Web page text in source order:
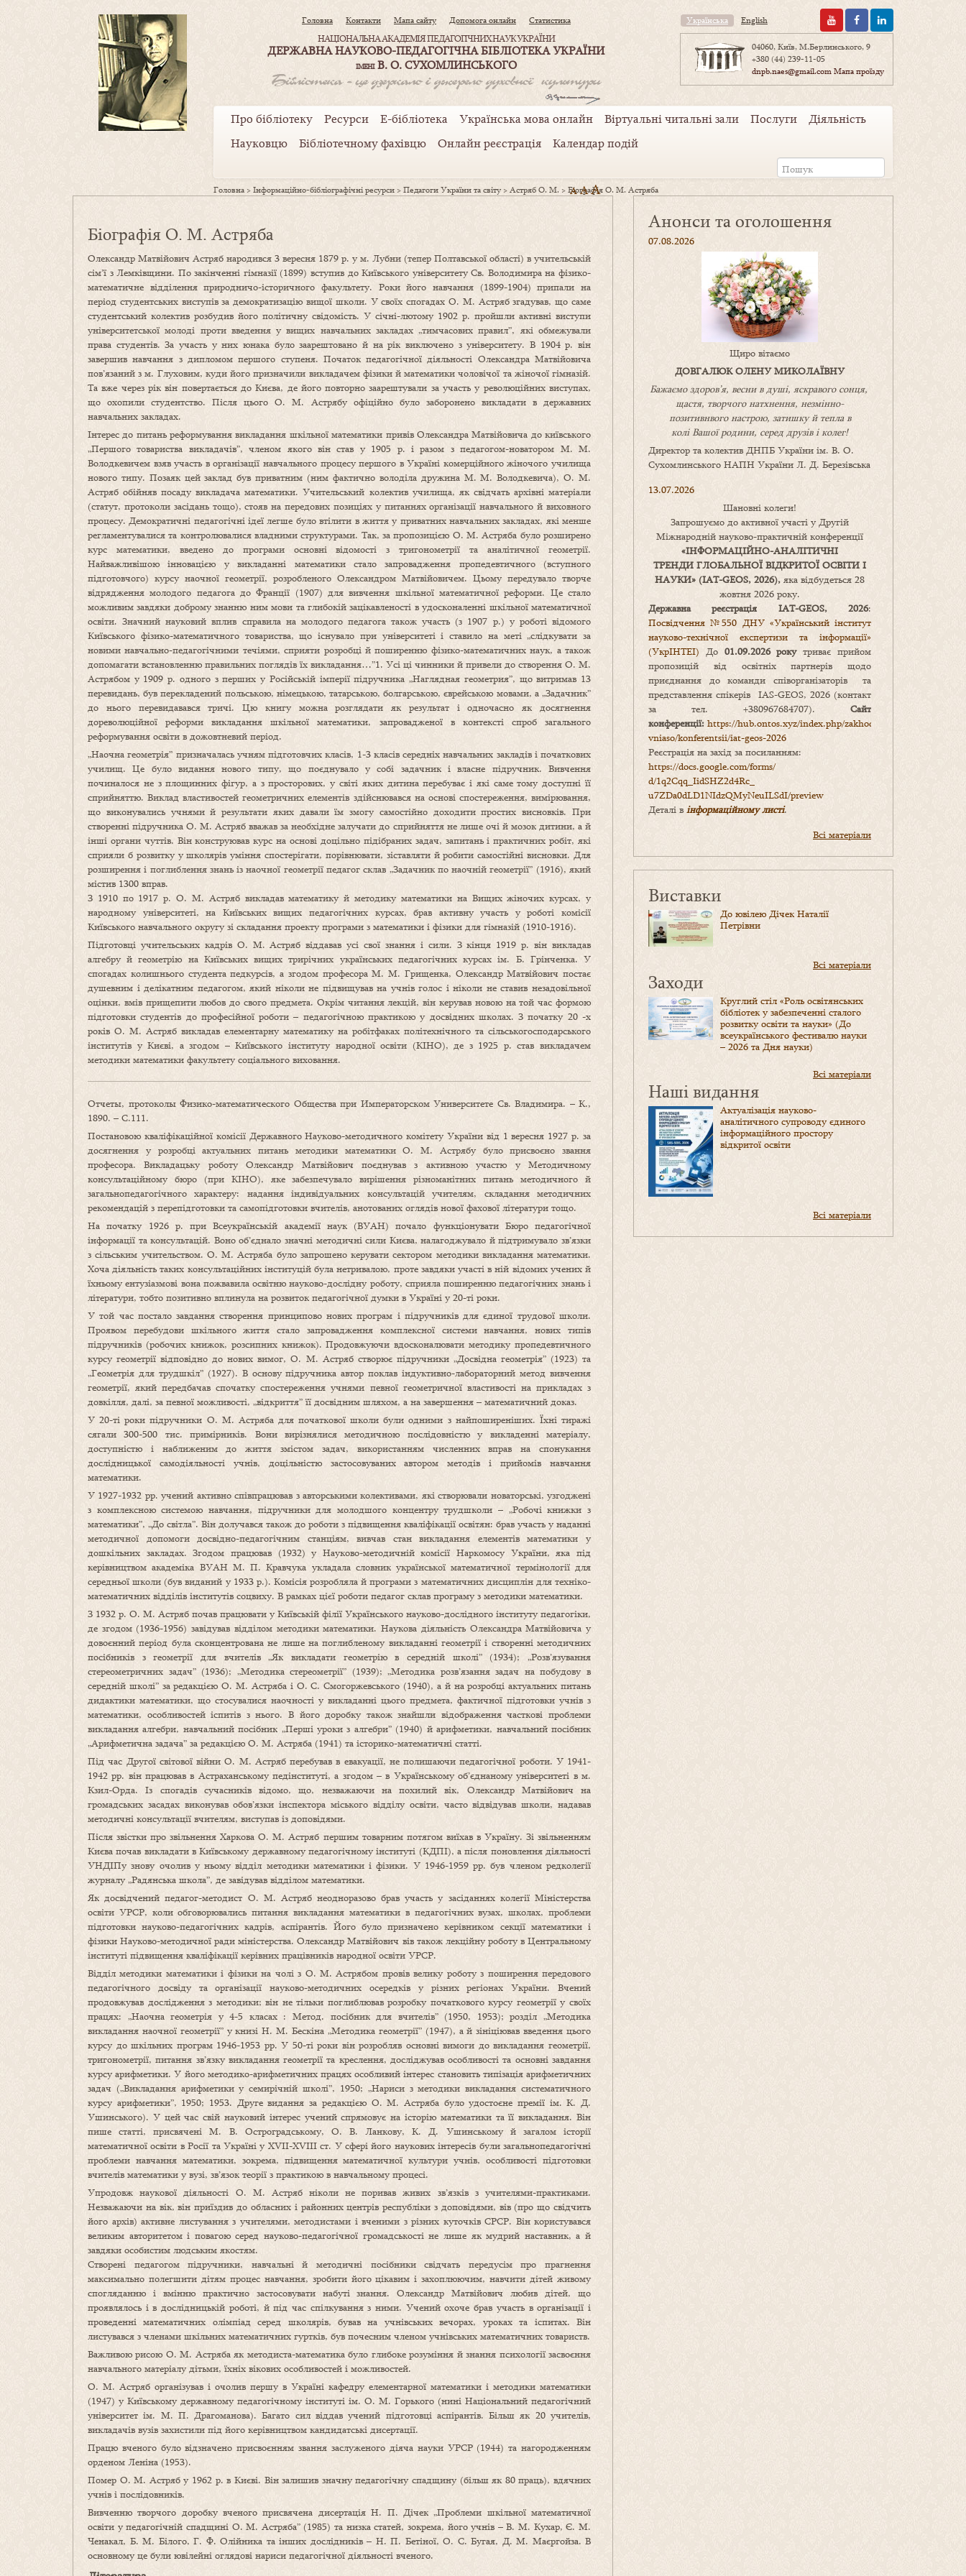
Головна Контакти Мапа сайту Допомога онлайн Статистика
НАЦІОНАЛЬНА АКАДЕМІЯ ПЕДАГОГІЧНИХ НАУК УКРАЇНИ
ДЕРЖАВНА НАУКОВО-ПЕДАГОГІЧНА БІБЛІОТЕКА УКРАЇНИ
ІМЕНІВ. О. СУХОМЛИНСЬКОГО
Українська English
04060, Київ, М.Берлинського, 9
+380 (44) 239-11-05
dnpb.naes@gmail.comМапа проїзду
Про бібліотеку Ресурси Е-бібліотека Українська мова онлайн Віртуальні читальні зали Послуги
Діяльність
Науковцю
Бібліотечному фахівцю Онлайн реєстрація Календар подій
Головна >Інформаційно-бібліографічні ресурси >Педагоги України та світу >Астряб О. М. >Біографія О. М. Астряба
A AA
Біографія О. М. Астряба
Олександр Матвійович Астряб народився 3 вересня 1879 р. у м. Лубни (тепер Полтавської області) в учительській
сім’ї з Лемківщини. По закінченні гімназії (1899) вступив до Київського університету Св. Володимира на фізико-
математичне відділення природничо-історичного факультету. Роки його навчання (1899-1904) припали на
період студентських виступів за демократизацію вищої школи. У своїх спогадах О. М. Астряб згадував, що саме
студентський колектив розбудив його політичну свідомість. У січні-лютому 1902 р. пройшли активні виступи
університетської молоді проти введення у вищих навчальних закладах „тимчасових правил”, які обмежували
права студентів. За участь у них юнака було заарештовано й на рік виключено з університету. В 1904 р. він
завершив навчання з дипломом першого ступеня. Початок педагогічної діяльності Олександра Матвійовича
пов’язаний з м. Глуховим, куди його призначили викладачем фізики й математики чоловічої та жіночої гімназій.
Та вже через рік він повертається до Києва, де його повторно заарештували за участь у революційних виступах,
що охопили студентство. Після цього О. М. Астрябу офіційно було заборонено викладати в державних
навчальних закладах.
Інтерес до питань реформування викладання шкільної математики привів Олександра Матвійовича до київського
„Першого товариства викладачів”, членом якого він став у 1905 р. і разом з педагогом-новатором М. М.
Володкевичем взяв участь в організації навчального процесу першого в Україні комерційного жіночого училища
нового типу. Позаяк цей заклад був приватним (ним фактично володіла дружина М. М. Володкевича), О. М.
Астряб обійняв посаду викладача математики. Учительський колектив училища, як свідчать архівні матеріали
(статут, протоколи засідань тощо), стояв на передових позиціях у питаннях організації навчального й виховного
процесу. Демократичні педагогічні ідеї легше було втілити в життя у приватних навчальних закладах, які менше
регламентувалися та контролювалися владними структурами. Так, за пропозицією О. М. Астряба було розширено
курс математики, введено до програми основні відомості з тригонометрії та аналітичної геометрії.
Найважливішою інновацією у викладанні математики стало запровадження пропедевтичного (вступного
підготовчого) курсу наочної геометрії, розробленого Олександром Матвійовичем. Цьому передувало творче
відрядження молодого педагога до Франції (1907) для вивчення шкільної математичної реформи. Це стало
можливим завдяки доброму знанню ним мови та глибокій зацікавленості в удосконаленні шкільної математичної
освіти. Значний науковий вплив справила на молодого педагога також участь (з 1907 р.) у роботі відомого
Київського фізико-математичного товариства, що існувало при університеті і ставило на меті „слідкувати за
новими навчально-педагогічними течіями, сприяти розробці й поширенню фізико-математичних наук, а також
допомагати встановленню правильних поглядів їх викладання…”1. Усі ці чинники й привели до створення О. М.
Астрябом у 1909 р. одного з перших у Російській імперії підручника „Наглядная геометрия”, що витримав 13
перевидань, був перекладений польською, німецькою, татарською, болгарською, єврейською мовами, а „Задачник”
до нього перевидавався тричі. Цю книгу можна розглядати як результат і одночасно як досягнення
дореволюційної реформи викладання шкільної математики, запровадженої в контексті спроб загального
реформування освіти в дожовтневий період.
„Наочна геометрія” призначалась учням підготовчих класів, 1-3 класів середніх навчальних закладів і початкових
училищ. Це було видання нового типу, що поєднувало у собі задачник і власне підручник. Вивчення
починалося не з площинних фігур, а з просторових, у світі яких дитина перебуває і які саме тому доступні її
сприйняттю. Виклад властивостей геометричних елементів здійснювався на основі спостереження, вимірювання,
що виконувались учнями й результати яких давали їм змогу самостійно доходити простих висновків. При
створенні підручника О. М. Астряб вважав за необхідне залучати до сприйняття не лише очі й мозок дитини, а й
інші органи чуттів. Він конструював курс на основі доцільно підібраних задач, запитань і практичних робіт, які
сприяли б розвитку у школярів уміння спостерігати, порівнювати, зіставляти й робити самостійні висновки. Для
розширення і поглиблення знань із наочної геометрії педагог склав „Задачник по наочній геометрії” (1916), який
містив 1300 вправ.
З 1910 по 1917 р. О. М. Астряб викладав математику й методику математики на Вищих жіночих курсах, у
народному університеті, на Київських вищих педагогічних курсах, брав активну участь у роботі комісії
Київського навчального округу зі складання проекту програми з математики і фізики для гімназій (1910-1916).
Підготовці учительських кадрів О. М. Астряб віддавав усі свої знання і сили. З кінця 1919 р. він викладав
алгебру й геометрію на Київських вищих трирічних українських педагогічних курсах ім. Б. Грінченка. У
спогадах колишнього студента педкурсів, а згодом професора М. М. Грищенка, Олександр Матвійович постає
душевним і делікатним педагогом, який ніколи не підвищував на учнів голос і ніколи не ставив незадовільної
оцінки, вмів прищепити любов до свого предмета. Окрім читання лекцій, він керував новою на той час формою
підготовки студентів до професійної роботи – педагогічною практикою у досвідних школах. З початку 20 -х
років О. М. Астряб викладав елементарну математику на робітфаках політехнічного та сільськогосподарського
інститутів у Києві, а згодом – Київського інституту народної освіти (КІНО), де з 1925 р. став викладачем
методики математики факультету соціального виховання.
Отчеты, протоколы Физико-математического Общества при Императорском Университете Св. Владимира. – К.,
1890. – С.111.
Постановою кваліфікаційної комісії Державного Науково-методичного комітету України від 1 вересня 1927 р. за
досягнення у розробці актуальних питань методики математики О. М. Астрябу було присвоєно звання
професора. Викладацьку роботу Олександр Матвійович поєднував з активною участю у Методичному
консультаційному бюро (при КІНО), яке забезпечувало вирішення різноманітних питань методичного й
загальнопедагогічного характеру: надання індивідуальних консультацій учителям, складання методичних
рекомендацій з перепідготовки та самопідготовки вчителів, анотованих оглядів нової фахової літератури тощо.
На початку 1926 р. при Всеукраїнській академії наук (ВУАН) почало функціонувати Бюро педагогічної
інформації та консультацій. Воно об’єднало значні методичні сили Києва, налагоджувало й підтримувало зв’язки
з сільським учительством. О. М. Астряба було запрошено керувати сектором методики викладання математики.
Хоча діяльність таких консультаційних інституцій була нетривалою, проте завдяки участі в ній відомих учених й
їхньому ентузіазмові вона пожвавила освітню науково-дослідну роботу, сприяла поширенню педагогічних знань і
літератури, тобто позитивно вплинула на розвиток педагогічної думки в Україні у 20-ті роки.
У той час постало завдання створення принципово нових програм і підручників для єдиної трудової школи.
Проявом перебудови шкільного життя стало запровадження комплексної системи навчання, нових типів
підручників (робочих книжок, розсипних книжок). Продовжуючи вдосконалювати методику пропедевтичного
курсу геометрії відповідно до нових вимог, О. М. Астряб створює підручники „Досвідна геометрія” (1923) та
„Геометрія для трудшкіл” (1927). В основу підручника автор поклав індуктивно-лабораторний метод вивчення
геометрії, який передбачав спочатку спостереження учнями певної геометричної властивості на прикладах з
довкілля, далі, за певної можливості, „відкриття” її досвідним шляхом, а на завершення – математичний доказ.
У 20-ті роки підручники О. М. Астряба для початкової школи були одними з найпоширеніших. Їхні тиражі
сягали 300-500 тис. примірників. Вони вирізнялися методичною послідовністю у викладенні матеріалу,
доступністю і наближеним до життя змістом задач, використанням численних вправ на спонукання
дослідницької самодіяльності учнів, доцільністю застосовуваних автором методів і прийомів навчання
математики.
У 1927-1932 рр. учений активно співпрацював з авторськими колективами, які створювали новаторські, узгоджені
з комплексною системою навчання, підручники для молодшого концентру трудшколи – „Робочі книжки з
математики”, „До світла”. Він долучався також до роботи з підвищення кваліфікації освітян: брав участь у наданні
методичної допомоги досвідно-педагогічним станціям, вивчав стан викладання елементів математики у
дошкільних закладах. Згодом працював (1932) у Науково-методичній комісії Наркомосу України, яка під
керівництвом академіка ВУАН М. П. Кравчука укладала словник української математичної термінології для
середньої школи (був виданий у 1933 р.). Комісія розробляла й програми з математичних дисциплін для техніко-
математичних відділів інститутів соцвиху. В рамках цієї роботи педагог склав програму з методики математики.
З 1932 р. О. М. Астряб почав працювати у Київській філії Українського науково-дослідного інституту педагогіки,
де згодом (1936-1956) завідував відділом методики математики. Наукова діяльність Олександра Матвійовича у
довоєнний період була сконцентрована не лише на поглибленому викладанні геометрії і створенні методичних
посібників з геометрії для вчителів „Як викладати геометрію в середній школі” (1934); „Розв’язування
стереометричних задач” (1936); „Методика стереометрії” (1939); „Методика розв’язання задач на побудову в
середній школі” за редакцією О. М. Астряба і О. С. Смогоржевського (1940), а й на розробці актуальних питань
дидактики математики, що стосувалися наочності у викладанні цього предмета, фактичної підготовки учнів з
математики, особливостей іспитів з нього. В його доробку також знайшли відображення часткові проблеми
викладання алгебри, навчальний посібник „Перші уроки з алгебри” (1940) й арифметики, навчальний посібник
„Арифметична задача” за редакцією О. М. Астряба (1941) та історико-математичні статті.
Під час Другої світової війни О. М. Астряб перебував в евакуації, не полишаючи педагогічної роботи. У 1941-
1942 рр. він працював в Астраханському педінституті, а згодом – в Українському об’єднаному університеті в м.
Кзил-Орда. Із спогадів сучасників відомо, що, незважаючи на похилий вік, Олександр Матвійович на
громадських засадах виконував обов’язки інспектора міського відділу освіти, часто відвідував школи, надавав
методичні консультації вчителям, виступав із доповідями.
Після звістки про звільнення Харкова О. М. Астряб першим товарним потягом виїхав в Україну. Зі звільненням
Києва почав викладати в Київському державному педагогічному інституті (КДПІ), а після поновлення діяльності
УНДІПу знову очолив у ньому відділ методики математики і фізики. У 1946-1959 рр. був членом редколегії
журналу „Радянська школа”, де завідував відділом математики.
Як досвідчений педагог-методист О. М. Астряб неодноразово брав участь у засіданнях колегії Міністерства
освіти УРСР, коли обговорювались питання викладання математики в педагогічних вузах, школах, проблеми
підготовки науково-педагогічних кадрів, аспірантів. Його було призначено керівником секції математики і
фізики Науково-методичної ради міністерства. Олександр Матвійович вів також лекційну роботу в Центральному
інституті підвищення кваліфікації керівних працівників народної освіти УРСР.
Відділ методики математики і фізики на чолі з О. М. Астрябом провів велику роботу з поширення передового
педагогічного досвіду та організації науково-методичних осередків у різних регіонах України. Вчений
продовжував дослідження з методики; він не тільки поглиблював розробку початкового курсу геометрії у своїх
працях: „Наочна геометрія у 4-5 класах : Метод. посібник для вчителів” (1950, 1953); розділ „Методика
викладання наочної геометрії” у книзі Н. М. Бескіна „Методика геометрії” (1947), а й зініціював введення цього
курсу до шкільних програм 1946-1953 рр. У 50-ті роки він розробляв основні вимоги до викладання геометрії,
тригонометрії, питання зв’язку викладання геометрії та креслення, досліджував особливості та основні завдання
курсу арифметики. У його методико-арифметичних працях особливий інтерес становить типізація арифметичних
задач („Викладання арифметики у семирічній школі”, 1950; „Нариси з методики викладання систематичного
курсу арифметики”, 1950; 1953. Друге видання за редакцією О. М. Астряба було удостоєне премії ім. К. Д.
Ушинського). У цей час свій науковий інтерес учений спрямовує на історію математики та її викладання. Він
пише статті, присвячені М. В. Остроградському, О. В. Ланкову, К. Д. Ушинському й загалом історії
математичної освіти в Росії та Україні у XVII-XVIII ст. У сфері його наукових інтересів були загальнопедагогічні
проблеми навчання математики, зокрема, підвищення математичної культури учнів, особливості підготовки
вчителів математики у вузі, зв’язок теорії з практикою в навчальному процесі.
Упродовж наукової діяльності О. М. Астряб ніколи не поривав живих зв’язків з учителями-практиками.
Незважаючи на вік, він приїздив до обласних і районних центрів республіки з доповідями, вів (про що свідчить
його архів) активне листування з учителями, методистами і вченими з різних куточків СРСР. Він користувався
великим авторитетом і повагою серед науково-педагогічної громадськості не лише як мудрий наставник, а й
завдяки особистим людським якостям.
Створені педагогом підручники, навчальні й методичні посібники свідчать передусім про прагнення
максимально полегшити дітям процес навчання, зробити його цікавим і захоплюючим, навчити дітей живому
спогляданню і вмінню практично застосовувати набуті знання. Олександр Матвійович любив дітей, що
проявлялось і в дослідницькій роботі, й під час спілкування з ними. Учений охоче брав участь в організації і
проведенні математичних олімпіад серед школярів, бував на учнівських вечорах, уроках та іспитах. Він
листувався з членами шкільних математичних гуртків, був почесним членом учнівських математичних товариств.
Важливою рисою О. М. Астряба як методиста-математика було глибоке розуміння й знання психології засвоєння
навчального матеріалу дітьми, їхніх вікових особливостей і можливостей.
О. М. Астряб організував і очолив першу в Україні кафедру елементарної математики і методики математики
(1947) у Київському державному педагогічному інституті ім. О. М. Горького (нині Національний педагогічний
університет ім. М. П. Драгоманова). Багато сил віддав учений підготовці аспірантів. Більш як 20 учителів,
викладачів вузів захистили під його керівництвом кандидатські дисертації.
Працю вченого було відзначено присвоєнням звання заслуженого діяча науки УРСР (1944) та нагородженням
орденом Леніна (1953).
Помер О. М. Астряб у 1962 р. в Києві. Він залишив значну педагогічну спадщину (більш як 80 праць), вдячних
учнів і послідовників.
Вивченню творчого доробку вченого присвячена дисертація Н. П. Дічек „Проблеми шкільної математичної
освіти у педагогічній спадщині О. М. Астряба” (1985) та низка статей, зокрема, його учнів – В. М. Кухар, Є. М.
Ченакал, Б. М. Білого, Г. Ф. Олійника та інших дослідників – Н. П. Бетіної, О. С. Бугая, Д. М. Маєргойза. В
основному це були ювілейні оглядові нариси педагогічної діяльності вченого.
Анонси та оголошення
07.08.2026
Щиро вітаємо
ДОВГАЛЮК ОЛЕНУ МИКОЛАЇВНУ
Бажаємо здоров’я, весни в душі, яскравого сонця,
щастя, творчого натхнення, незмінно-
позитивнвого настрою, затишкуйтепла в
коліВашоїродини, серед друзів і колег!
Директор та колектив ДНПБ України ім. В. О.
Сухомлинського НАПН України Л. Д. Березівська
13.07.2026
Шановні колеги!
Запрошуємо до активної участі у Другій
Міжнародній науково-практичній конференції
«ІНФОРМАЦІЙНО-АНАЛІТИЧНІ
ТРЕНДИ ГЛОБАЛЬНОЇ ВІДКРИТОЇ ОСВІТИ І
НАУКИ» (IAT-GEOS, 2026), яка відбудеться 28
жовтня 2026 року.
Державна реєстрація IAT-GEOS, 2026:
Посвідчення №550 ДНУ «Український інститут
науково-технічної експертизи та інформації»
(УкрІНТЕІ) До 01.09.2026 рокутриває прийом
пропозицій від освітніх партнерів щодо
приєднання до команди співорганізаторів та
представлення спікерів IAS-GEOS, 2026 (контакт
за тел. +380967684707). Сайт
конференції: https://hub.ontos.xyz/index.php/zakhody-
vniaso/konferentsii/iat-geos-2026
Реєстрація на захід за посиланням:
https://docs.google.com/forms/
d/1q2Cqq_IidSHZ2d4Rc_
u7ZDa0dLD1NIdzQMyNeuILSdI/preview
Деталі в інформаційному листі.
Всі матеріали
Виставки
До ювілею Дічек Наталії
Петрівни
Всі матеріали
Заходи
Круглий стіл «Роль освітянських
бібліотек у забезпеченні сталого
розвитку освіти та науки» (До
всеукраїнського фестивалю науки
– 2026 та Дня науки)
Всі матеріали
Наші видання
Актуалізація науково-
аналітичного супроводу єдиного
інформаційного простору
відкритої освіти
Всі матеріали